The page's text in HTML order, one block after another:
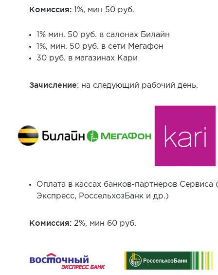
Комиссия: 1%, мин 50 руб.
1% мин. 50 руб. в салонах Билайн
1%, мин. 50 руб. в сети Мегафон
30 руб. в магазинах Кари
Зачисление: на следующий рабочий день.
Оплата в кассах банков-партнеров Сервиса
Экспресс, РоссельхозБанк и др.)
Комиссия: 2%, мин 60 руб.